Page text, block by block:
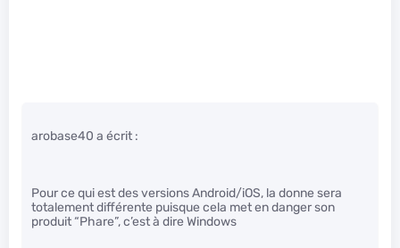
arobase40 a écrit :
Pour ce qui est des versions Android/iOS, la donne sera
totalement différente puisque cela met en danger son
produit “Phare”, c’est à dire Windows